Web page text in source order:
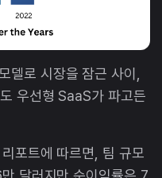
델로 시장을 잠근 사이,
우선형 SaaS가 파고든
포트에 따르면, 팀 규모